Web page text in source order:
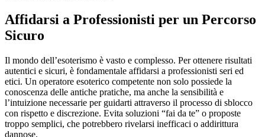
Affidarsi a Professionisti per un Percorso
Sicuro
Il mondo dell’esoterismo è vasto e complesso. Per ottenere risultati
autentici e sicuri, è fondamentale affidarsi a professionisti seri ed
etici. Un operatore esoterico competente non solo possiede la
conoscenza delle antiche pratiche, ma anche la sensibilità e
l’intuizione necessarie per guidarti attraverso il processo di sblocco
con rispetto e discrezione. Evita soluzioni “fai da te” o proposte
troppo semplici, che potrebbero rivelarsi inefficaci o addirittura
dannose.